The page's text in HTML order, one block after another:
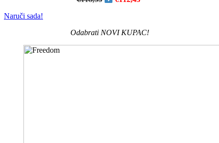
Naruči sada!
Odabrati NOVI KUPAC!